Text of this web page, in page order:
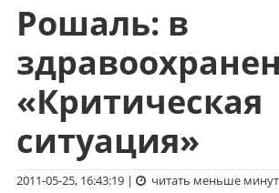
Перейти
содержимому
Рошаль: в
«Критическая
ситуация»
2011-05-25, 16:43:19|
читать меньше